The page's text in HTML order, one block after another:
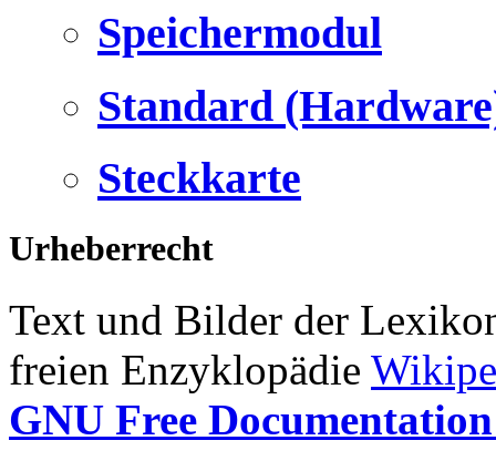
Speichermodul
Standard
Steckkarte
Urheberrecht
Text und Bilder der
freien Enzyklopädie
GNU Free